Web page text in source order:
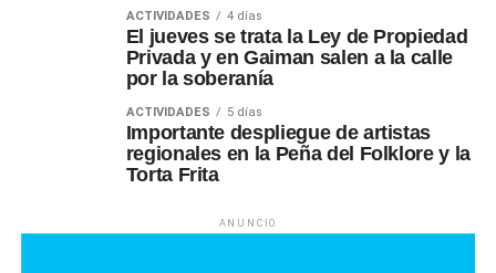
ACTIVIDADES 4 días
El jueves se trata la Ley de Propiedad
Privada y en Gaiman salen a la calle
por la soberanía
ACTIVIDADES 5 días
Importante despliegue de artistas
regionales en la Peña del Folklore y la
Torta Frita
ANUNCIO